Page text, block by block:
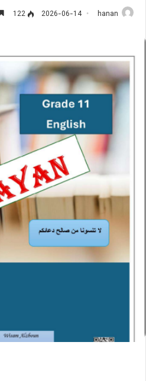
hanan
2026-06-14
122